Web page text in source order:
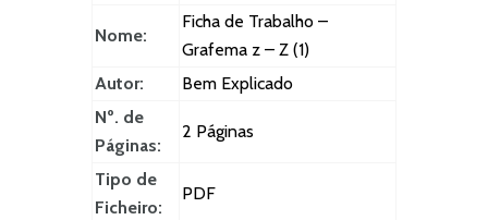
Nome:
Ficha de Trabalho –
Grafema z – Z (1)
Autor:
Bem Explicado
Nº. de
Páginas:
2 Páginas
Tipo de
Ficheiro:
PDF